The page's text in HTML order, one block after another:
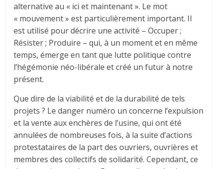
alternative au « ici et maintenant ». Le mot
« mouvement » est particulièrement important. Il
est utilisé pour décrire une activité – Occuper ;
Résister ; Produire – qui, à un moment et en même
temps, émerge en tant que lutte politique contre
l’hégémonie néo-libérale et créé un futur à notre
présent.
Que dire de la viabilité et de la durabilité de tels
projets ? Le danger numéro un concerne l’expulsion
et la vente aux enchères de l’usine, qui ont été
annulées de nombreuses fois, à la suite d’actions
protestataires de la part des ouvriers, ouvrières et
membres des collectifs de solidarité. Cependant, ce